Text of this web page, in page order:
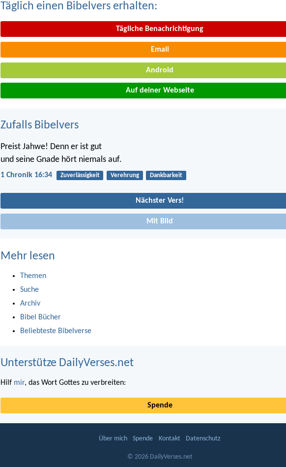
Täglich einen Bibelvers erhalten:
Tägliche Benachrichtigung
Email
Android
Auf deiner Webseite
Zufalls Bibelvers
Preist Jahwe! Denn er ist gut
und seine Gnade hört niemals auf.
1 Chronik 16:34 Zuverlässigkeit Verehrung Dankbarkeit
Nächster Vers!
Mit Bild
Mehr lesen
Themen
Suche
Archiv
Bibel Bücher
Beliebteste Bibelverse
Unterstütze DailyVerses.net
Hilf mir, das Wort Gottes zu verbreiten:
Spende
Über mich Spende Kontakt Datenschutz
© 2026 DailyVerses.net